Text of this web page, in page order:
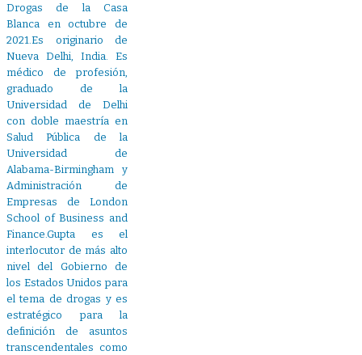
Drogas de la Casa
Blanca en octubre de
2021.Es originario de
Nueva Delhi, India. Es
médico de profesión,
graduado de la
Universidad de Delhi
con doble maestría en
Salud Pública de la
Universidad de
Alabama-Birmingham y
Administración de
Empresas de London
School of Business and
Finance.Gupta es el
interlocutor de más alto
nivel del Gobierno de
los Estados Unidos para
el tema de drogas y es
estratégico para la
definición de asuntos
transcendentales como